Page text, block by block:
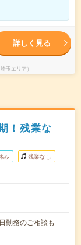
詳しく見る
玉エリア）
！残業な
み 残業なし
勤務のご相談も